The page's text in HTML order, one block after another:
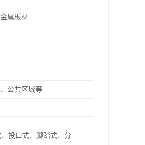
属板材
公共区域等
投口式、脚踏式、分